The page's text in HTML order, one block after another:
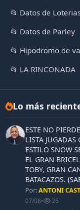
📂 Datos de
📂 Datos de Parley
📂 Hipodromo de
📂 LA RINCONADA
Lo más
ESTE NO
LISTA JUGADAS
ESTILO SNOW
EL GRAN
TOBY, GRAN
BATACAZOS.
Por:ANTONI
07/08• 26